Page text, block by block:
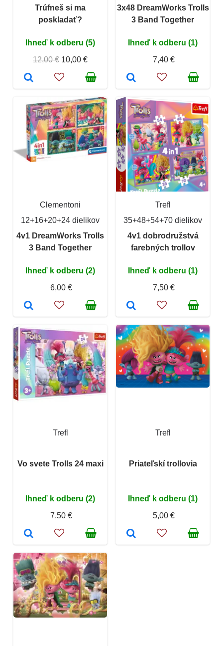
Trúfneš si ma
poskladať?
Ihneď k odberu (5)
12,00 € 10,00 €
3x48 DreamWorks Trolls
3 Band Together
Ihneď k odberu (1)
7,40 €
Clementoni
12+16+20+24 dielikov
4v1 DreamWorks Trolls
3 Band Together
Ihneď k odberu (2)
6,00 €
Trefl
35+48+54+70 dielikov
4v1 dobrodružstvá
farebných trollov
Ihneď k odberu (1)
7,50 €
Trefl
Vo svete Trolls 24 maxi
Ihneď k odberu (2)
7,50 €
Trefl
Priateľskí trollovia
Ihneď k odberu (1)
5,00 €